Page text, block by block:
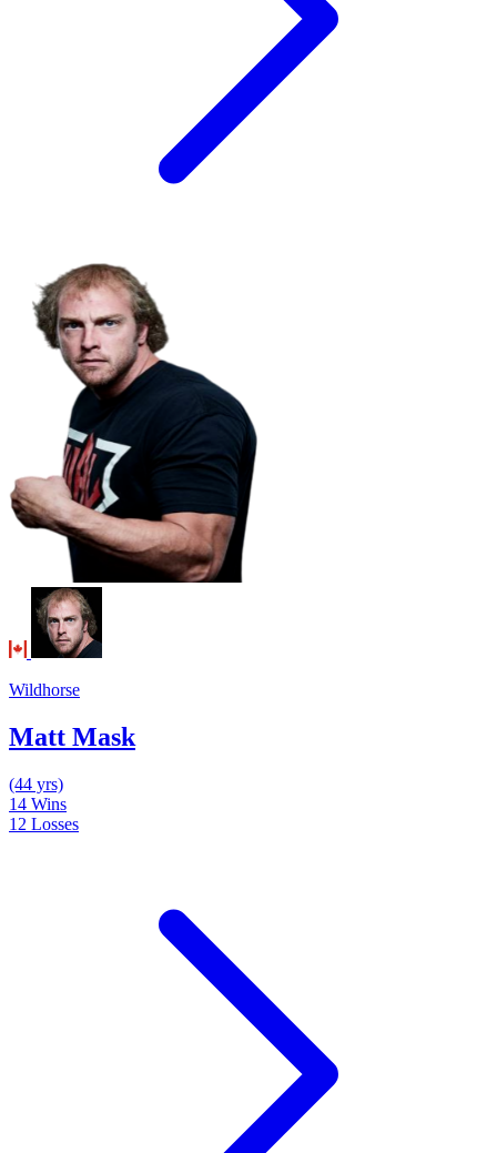
Wildhorse
Matt Mask
(44 yrs)
14 Wins
12 Losses